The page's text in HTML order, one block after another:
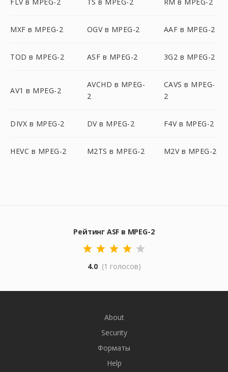
MXF в MPEG-2 OGV в MPEG-2 AAF в MPEG-2
TOD в MPEG-2 ASF в MPEG-2 3G2 в MPEG-2
AV1 в MPEG-2
AVCHD в MPEG-
2
CAVS в MPEG-
2
DIVX в MPEG-2 DV в MPEG-2 F4V в MPEG-2
HEVC в MPEG-2 M2TS в MPEG-2 M2V в MPEG-2
Рейтинг ASF в MPEG-2
4.0 (1 голосов)
About
Security
Форматы
Help